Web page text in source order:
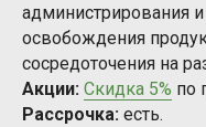
администрирования
освобождения
сосредоточения на
Акции: Скидка 5% по
Рассрочка: есть.